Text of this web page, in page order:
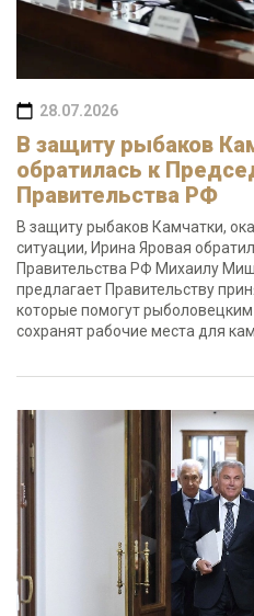
28.07.2026
В защиту рыбаков
обратилась к
Правительства РФ
В защиту рыбаков Камчатки,
ситуации, Ирина Яровая
Правительства РФ Михаилу
предлагает Правительству
которые помогут
сохранят рабочие места для